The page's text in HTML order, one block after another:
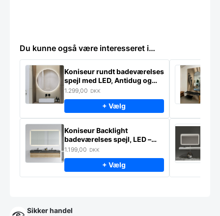
Du kunne også være interesseret i…
Koniseur rundt badeværelses
spejl med LED, Antidug og
Touchsensor
1.299,00 DKK
+ Vælg
Koniseur Backlight
badeværelses spejl, LED –
lampeudtag – Antidug
1.199,00 DKK
+ Vælg
Sikker handel